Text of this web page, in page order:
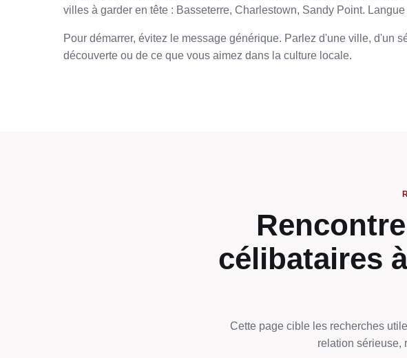
villes à garder en tête : Basseterre, Charlestown, Sandy Point.
Pour démarrer, évitez le message générique. Parlez d'une ville, d'un
découverte ou de ce que vous aimez dans la culture locale.
célibataires
Cette page cible les recherches
relation sérieuse,